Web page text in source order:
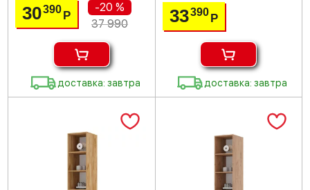
30390Р
-20 %
37 990
доставка: завтра
33390 Р
доставка: завтра